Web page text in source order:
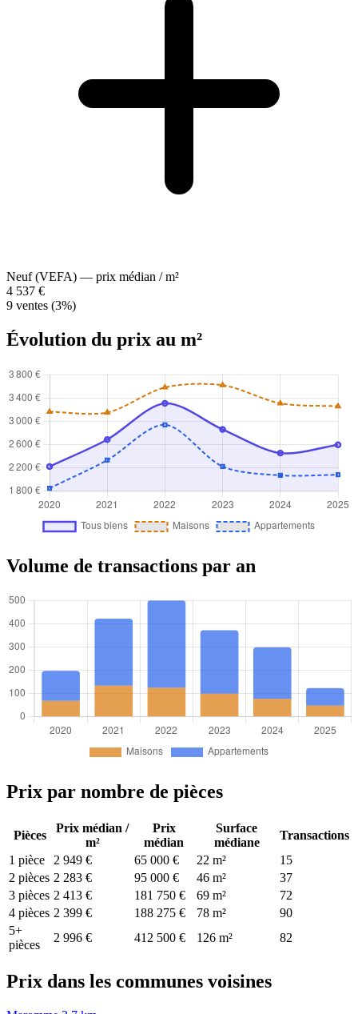
Neuf (VEFA) — prix médian / m²
4 537 €
9 ventes (3%)
Évolution du prix au m²
Volume de transactions par an
Prix par nombre de pièces
Pièces
Prix médian /
m²
Prix
médian
Surface
médiane
Transactions
1 pièce
2 949 € 65 000 € 22 m²
15
2 pièces 2 283 € 95 000 € 46 m²
37
3 pièces 2 413 € 181 750 € 69 m²
72
4 pièces 2 399 € 188 275 € 78 m²
90
5+
pièces
2 996 € 412 500 € 126 m² 82
Prix dans les communes voisines